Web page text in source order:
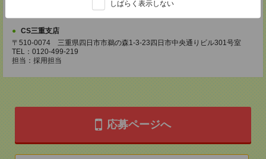
しばらく表示しない
CS_SHIZUOKA@manpowergroup.jp
CS三重支店
〒510-0074 三重県四日市市鵜の森1-3-23四日市中央通りビル301号室
TEL：0120-499-219
担当：採用担当
応募ページへ